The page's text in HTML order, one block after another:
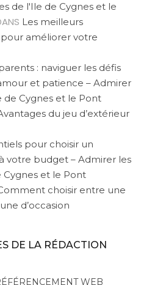
de l'Ile de Cygnes et le
Les meilleurs
améliorer votre
: naviguer les défis
et patience – Admirer
de Cygnes et le Pont
du jeu d’extérieur
pour choisir un
votre budget – Admirer les
Cygnes et le Pont
choisir entre une
d’occasion
DE LA RÉDACTION
WEB